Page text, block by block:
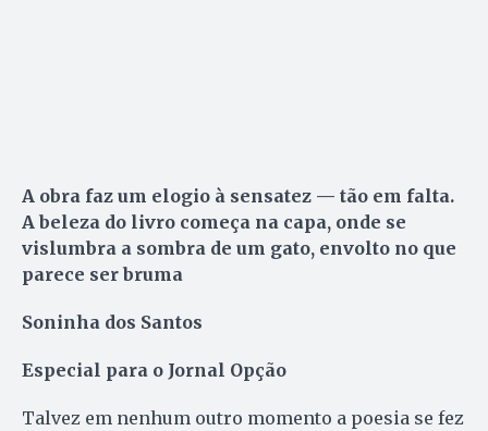
A obra faz um elogio à sensatez — tão em falta.
A beleza do livro começa na capa, onde se
vislumbra a sombra de um gato, envolto no que
parece ser bruma
Soninha dos Santos
Especial para o Jornal Opção
Talvez em nenhum outro momento a poesia se fez